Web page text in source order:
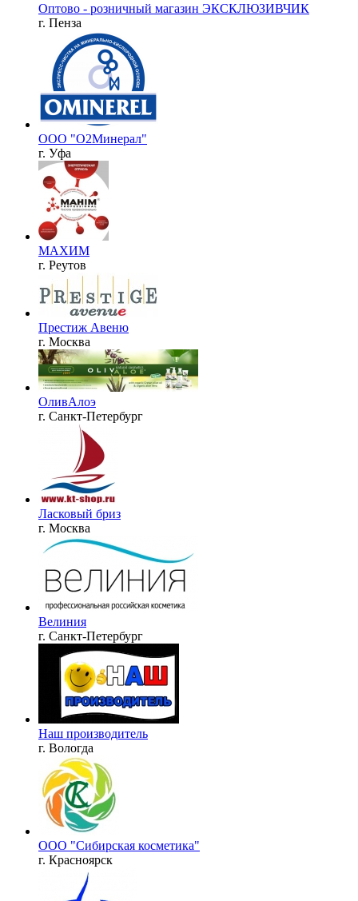
Оптово - розничный магазин ЭКСКЛЮЗИВЧИК
г. Пенза
ООО "О2Минерал"
г. Уфа
МАХИМ
г. Реутов
Престиж Авеню
г. Москва
ОливАлоэ
г. Санкт-Петербург
Ласковый бриз
г. Москва
Велиния
г. Санкт-Петербург
Наш производитель
г. Вологда
ООО "Сибирская косметика"
г. Красноярск